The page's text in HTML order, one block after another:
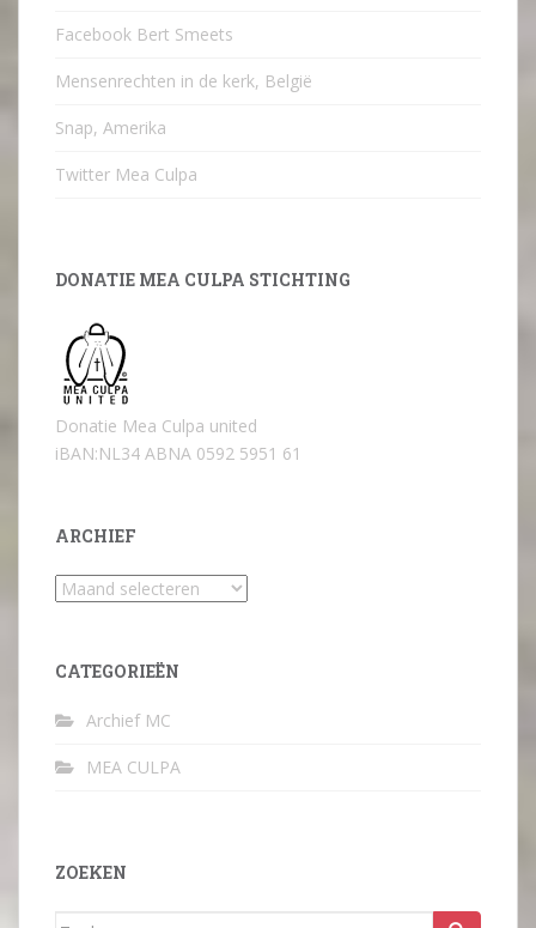
Facebook Bert Smeets
Mensenrechten in de kerk, België
Snap, Amerika
Twitter Mea Culpa
DONATIE MEA CULPA STICHTING
Donatie Mea Culpa united
iBAN:NL34 ABNA 0592 5951 61
ARCHIEF
Archief
CATEGORIEËN
Archief MC
MEA CULPA
ZOEKEN